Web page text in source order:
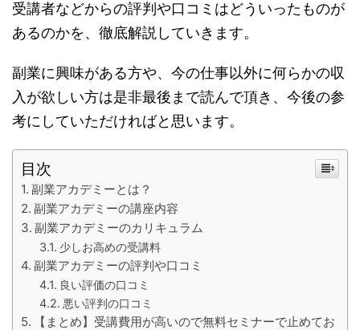
受講者などからの評判や口コミはどういったものが
あるのかを、徹底解説していきます。
副業に興味がある方や、今の仕事以外に何らかの収
入が欲しい方は是非最後まで読んで頂き、今後の参
考にしていただければと思います。
目次
副業アカデミーとは？
副業アカデミーの講座内容
副業アカデミーのカリキュラム
少しお高めの受講料
副業アカデミーの評判や口コミ
良い評価の口コミ
悪い評判の口コミ
【まとめ】受講費用が高いので無料セミナーで止めてお